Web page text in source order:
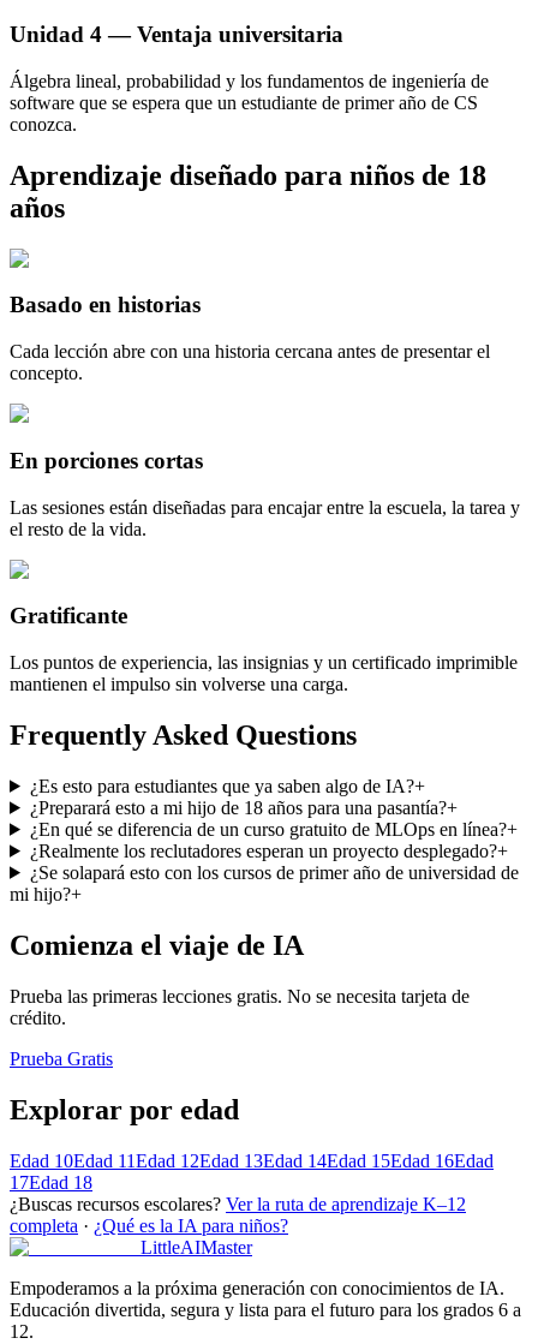
Unidad 4 — Ventaja universitaria
Álgebra lineal, probabilidad y los fundamentos de ingeniería de
software que se espera que un estudiante de primer año de CS
conozca.
Aprendizaje diseñado para niños de 18
años
Basado en historias
Cada lección abre con una historia cercana antes de presentar el
concepto.
En porciones cortas
Las sesiones están diseñadas para encajar entre la escuela, la tarea y
el resto de la vida.
Gratificante
Los puntos de experiencia, las insignias y un certificado imprimible
mantienen el impulso sin volverse una carga.
Frequently Asked Questions
¿Es esto para estudiantes que ya saben algo de IA?+
¿Preparará esto a mi hijo de 18 años para una pasantía?+
¿En qué se diferencia de un curso gratuito de MLOps en línea?+
¿Realmente los reclutadores esperan un proyecto desplegado?+
¿Se solapará esto con los cursos de primer año de universidad de
mi hijo?+
Comienza el viaje de IA
Prueba las primeras lecciones gratis. No se necesita tarjeta de
crédito.
Prueba Gratis
Explorar por edad
Edad 10Edad 11Edad 12Edad 13Edad 14Edad 15Edad 16Edad
17Edad 18
¿Buscas recursos escolares? Ver la ruta de aprendizaje K–12
completa · ¿Qué es la IA para niños?
LittleAIMaster
Empoderamos a la próxima generación con conocimientos de IA.
Educación divertida, segura y lista para el futuro para los grados 6 a
12.